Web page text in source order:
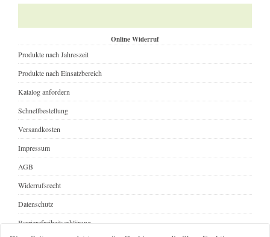
Online Widerruf
Produkte nach Jahreszeit
Produkte nach Einsatzbereich
Katalog anfordern
Schnellbestellung
Versandkosten
Impressum
AGB
Widerrufsrecht
Datenschutz
Barrierefreiheitserklärung